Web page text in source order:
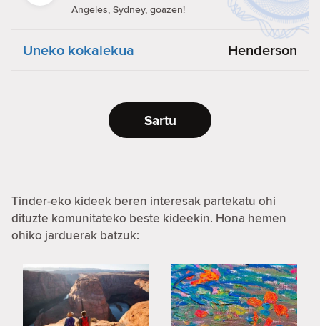
Angeles, Sydney, goazen!
Uneko kokalekua Henderson
Sartu
Tinder-eko kideek beren interesak partekatu ohi
dituzte komunitateko beste kideekin. Hona hemen
ohiko jarduerak batzuk: